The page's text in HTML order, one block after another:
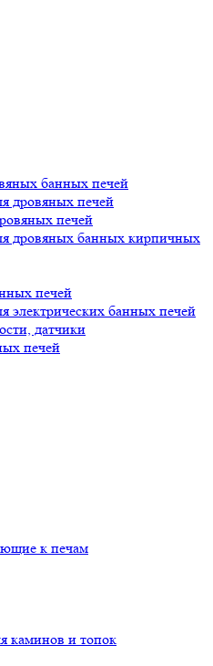
банных печей
дровяных печей
печей
дровяных банных кирпичных
печей
электрических банных печей
датчики
печей
к печам
каминов и топок